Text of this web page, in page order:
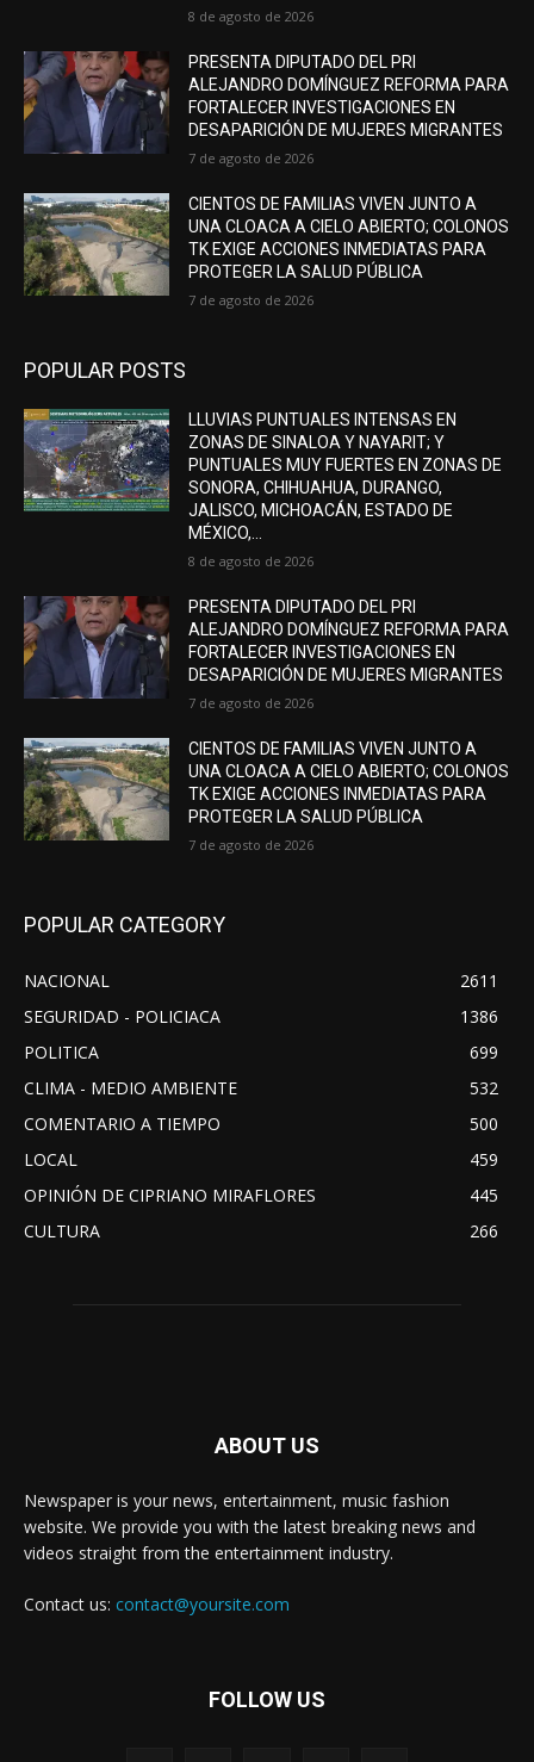
8 de agosto de 2026
PRESENTA DIPUTADO DEL PRI
ALEJANDRO DOMÍNGUEZ REFORMA PARA
FORTALECER INVESTIGACIONES EN
DESAPARICIÓN DE MUJERES MIGRANTES
7 de agosto de 2026
CIENTOS DE FAMILIAS VIVEN JUNTO A
UNA CLOACA A CIELO ABIERTO; COLONOS
TK EXIGE ACCIONES INMEDIATAS PARA
PROTEGER LA SALUD PÚBLICA
7 de agosto de 2026
POPULAR POSTS
LLUVIAS PUNTUALES INTENSAS EN
ZONAS DE SINALOA Y NAYARIT; Y
PUNTUALES MUY FUERTES EN ZONAS DE
SONORA, CHIHUAHUA, DURANGO,
JALISCO, MICHOACÁN, ESTADO DE
MÉXICO,...
8 de agosto de 2026
PRESENTA DIPUTADO DEL PRI
ALEJANDRO DOMÍNGUEZ REFORMA PARA
FORTALECER INVESTIGACIONES EN
DESAPARICIÓN DE MUJERES MIGRANTES
7 de agosto de 2026
CIENTOS DE FAMILIAS VIVEN JUNTO A
UNA CLOACA A CIELO ABIERTO; COLONOS
TK EXIGE ACCIONES INMEDIATAS PARA
PROTEGER LA SALUD PÚBLICA
7 de agosto de 2026
POPULAR CATEGORY
NACIONAL
2611
SEGURIDAD - POLICIACA
1386
POLITICA
699
CLIMA - MEDIO AMBIENTE
532
COMENTARIO A TIEMPO
500
LOCAL
459
OPINIÓN DE CIPRIANO MIRAFLORES
445
CULTURA
266
ABOUT US
Newspaper is your news, entertainment, music fashion
website. We provide you with the latest breaking news and
videos straight from the entertainment industry.
Contact us: contact@yoursite.com
FOLLOW US